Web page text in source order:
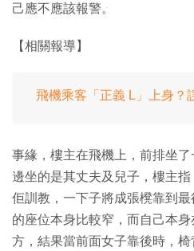
己應不應該報警。
【相關報導】
飛機乘客「正義 L」上身？
事緣，樓主在飛機上，前排坐
邊坐的是其丈夫及兒子，樓主
佢訓教，一下子將成張櫈靠到
的座位本身比較窄，而自己本
方，結果當前面女子靠後時，